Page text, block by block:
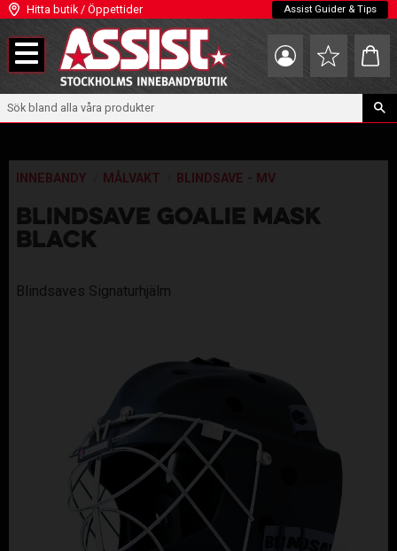
Meny
Hitta butik / Öppettider Assist Guider & Tips
Favoriter
INNEBANDY MÅLVAKT BLINDSAVE - MV
BLINDSAVE GOALIE MASK
BLACK
Blindsaves Signaturhjälm